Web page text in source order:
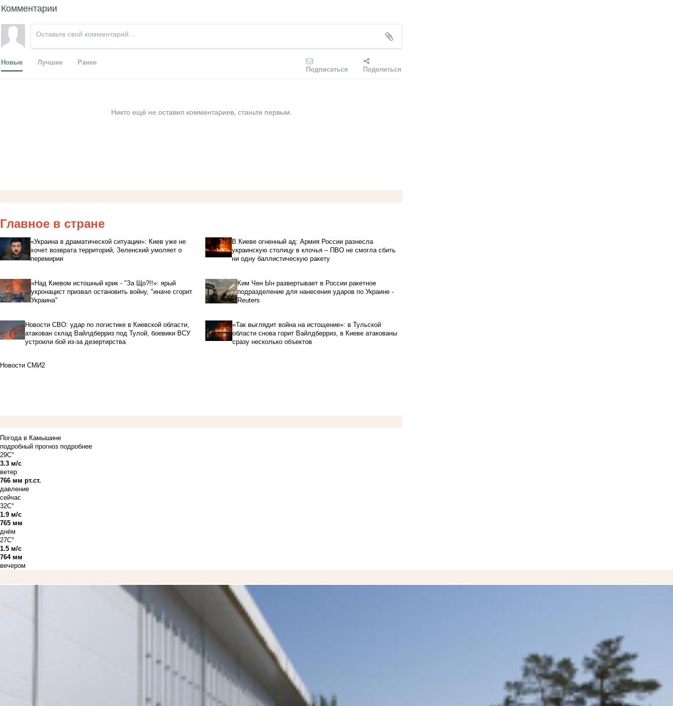
Комментарии
Новые Лучшие Ранее
Подписаться Поделиться
Никто ещё не оставил комментариев, станьте первым.
Главное в стране
«Украина в драматической ситуации»: Киев уже не
хочет возврата территорий, Зеленский умоляет о
перемирии
В Киеве огненный ад: Армия России разнесла
украинскую столицу в клочья – ПВО не смогла сбить
ни одну баллистическую ракету
«Над Киевом истошный крик - "За Що?!!»: ярый
укронацист призвал остановить войну, "иначе сгорит
Украина"
Ким Чен Ын развертывает в России ракетное
подразделение для нанесения ударов по Украине -
Reuters
Новости СВО: удар по логистике в Киевской области,
атакован склад Вайлдберриз под Тулой, боевики ВСУ
устроили бой из-за дезертирства
«Так выглядит война на истощение»: в Тульской
области снова горит Вайлдберриз, в Киеве атакованы
сразу несколько объектов
Новости СМИ2
Погода в Камышине
подробный прогноз подробнее
29C°
3.3 м/с
ветер
766 мм рт.ст.
давление
сейчас
32C°
1.9 м/с
765 мм
днём
27C°
1.5 м/с
764 мм
вечером